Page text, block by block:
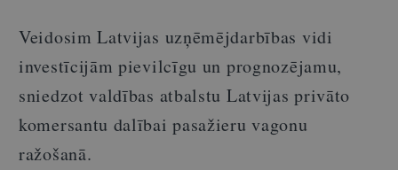
Veidosim Latvijas uzņēmējdarbības vidi
investīcijām pievilcīgu un prognozējamu,
sniedzot valdības atbalstu Latvijas privāto
komersantu dalībai pasažieru vagonu
ražošanā.